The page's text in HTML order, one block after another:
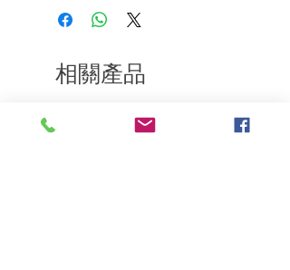
為了獲得更好的效果和更強韌的頭髮，請
將它與能量防脫乳液結合使用。
到我們的產品後的前7天內通過電子郵件
相關產品
深層修復